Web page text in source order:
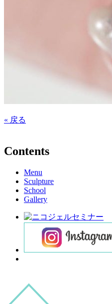
« 戻る
Contents
Menu
Sculpture
School
Gallery